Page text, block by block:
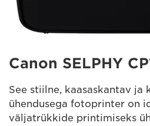
Canon SELPHY
See stiilne, kaasaskantav ja
ühendusega fotoprinter on
väljatrükkide printimiseks